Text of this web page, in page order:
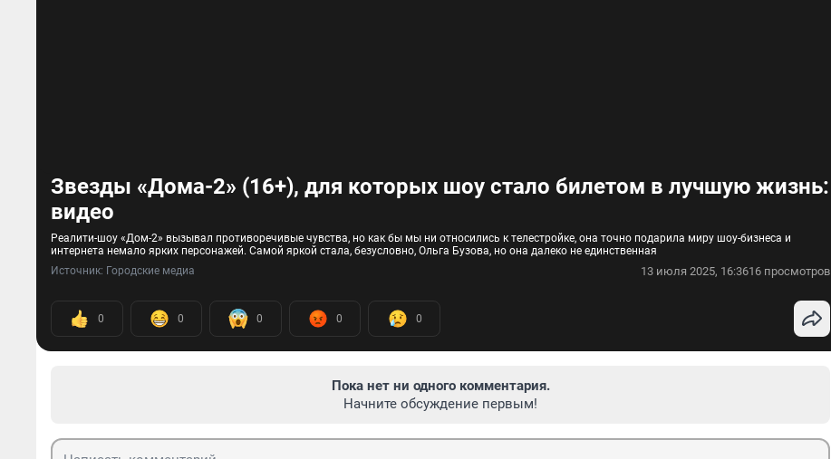
Звезды «Дома-2» (16+), для которых шоу стало билетом в лучшую жизнь:
видео
Реалити-шоу «Дом-2» вызывал противоречивые чувства, но как бы мы ни относились к телестройке, она точно подарила миру шоу-бизнеса и
интернета немало ярких персонажей. Самой яркой стала, безусловно, Ольга Бузова, но она далеко не единственная
Источник: Городские медиа 13 июля 2025, 16:3616 просмотров
0 0 0 0 0
Пока нет ни одного комментария.
Начните обсуждение первым!